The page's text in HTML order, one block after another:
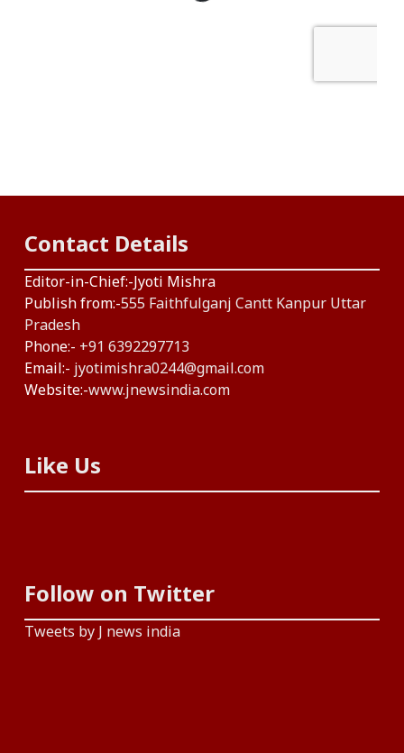
Contact Details
Editor-in-Chief:-Jyoti Mishra
Publish from:-555 Faithfulganj Cantt Kanpur Uttar
Pradesh
Phone:- +91 6392297713
Email:- jyotimishra0244@gmail.com
Website:-www.jnewsindia.com
Like Us
Follow on Twitter
Tweets by J news india